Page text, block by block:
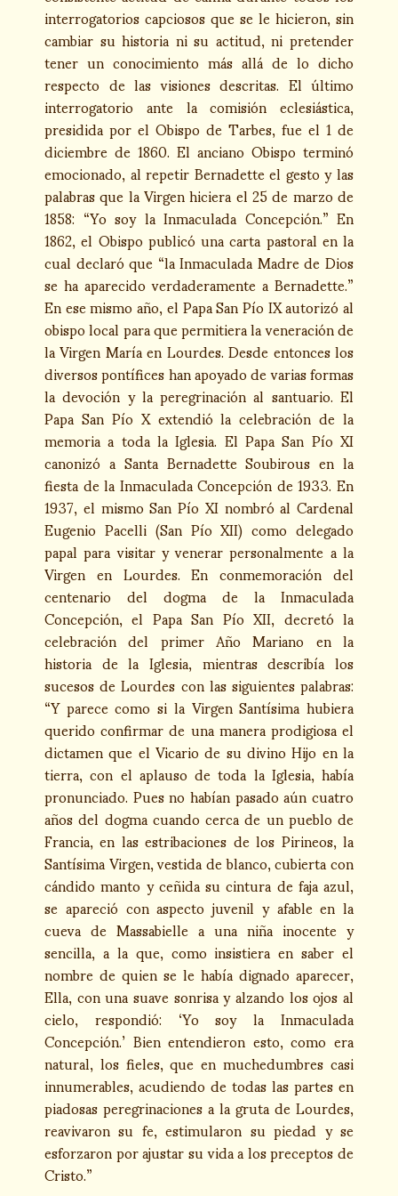
interrogatorios capciosos que se le hicieron, sin
cambiar su historia ni su actitud, ni pretender
tener un conocimiento más allá de lo dicho
respecto de las visiones descritas. El último
interrogatorio ante la comisión eclesiástica,
presidida por el Obispo de Tarbes, fue el 1 de
diciembre de 1860. El anciano Obispo terminó
emocionado, al repetir Bernadette el gesto y las
palabras que la Virgen hiciera el 25 de marzo de
1858: “Yo soy la Inmaculada Concepción.” En
1862, el Obispo publicó una carta pastoral en la
cual declaró que “la Inmaculada Madre de Dios
se ha aparecido verdaderamente a Bernadette.”
En ese mismo año, el Papa San Pío IX autorizó al
obispo local para que permitiera la veneración de
la Virgen María en Lourdes. Desde entonces los
diversos pontífices han apoyado de varias formas
la devoción y la peregrinación al santuario. El
Papa San Pío X extendió la celebración de la
memoria a toda la Iglesia. El Papa San Pío XI
canonizó a Santa Bernadette Soubirous en la
fiesta de la Inmaculada Concepción de 1933. En
1937, el mismo San Pío XI nombró al Cardenal
Eugenio Pacelli (San Pío XII) como delegado
papal para visitar y venerar personalmente a la
Virgen en Lourdes. En conmemoración del
centenario del dogma de la Inmaculada
Concepción, el Papa San Pío XII, decretó la
celebración del primer Año Mariano en la
historia de la Iglesia, mientras describía los
sucesos de Lourdes con las siguientes palabras:
“Y parece como si la Virgen Santísima hubiera
querido confirmar de una manera prodigiosa el
dictamen que el Vicario de su divino Hijo en la
tierra, con el aplauso de toda la Iglesia, había
pronunciado. Pues no habían pasado aún cuatro
años del dogma cuando cerca de un pueblo de
Francia, en las estribaciones de los Pirineos, la
Santísima Virgen, vestida de blanco, cubierta con
cándido manto y ceñida su cintura de faja azul,
se apareció con aspecto juvenil y afable en la
cueva de Massabielle a una niña inocente y
sencilla, a la que, como insistiera en saber el
nombre de quien se le había dignado aparecer,
Ella, con una suave sonrisa y alzando los ojos al
cielo, respondió: ‘Yo soy la Inmaculada
Concepción.’ Bien entendieron esto, como era
natural, los fieles, que en muchedumbres casi
innumerables, acudiendo de todas las partes en
piadosas peregrinaciones a la gruta de Lourdes,
reavivaron su fe, estimularon su piedad y se
esforzaron por ajustar su vida a los preceptos de
Cristo.”